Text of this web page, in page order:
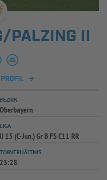
SPIELPLUS
PALZING II
BEZIRK
Oberbayern
LIGA
U 15 (C-Jun.) Gr B FS C11 RR
TORVERHÄLTNIS
23:28